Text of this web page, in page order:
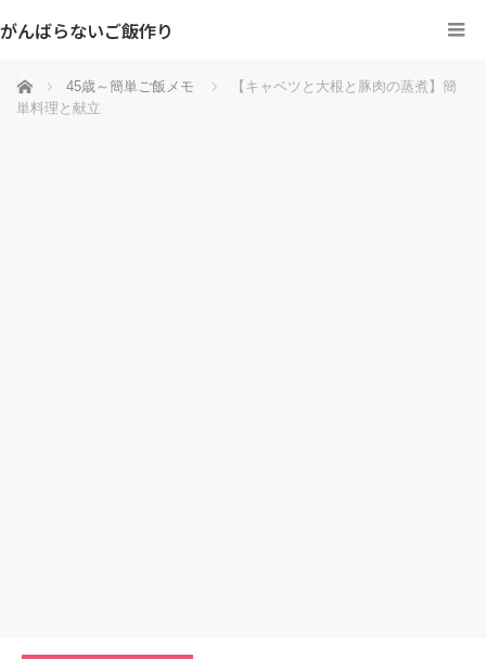
がんばらないご飯作り
ホーム 45歳～簡単ご飯メモ
【キャベツと大根と豚肉の蒸煮】簡
単料理と献立